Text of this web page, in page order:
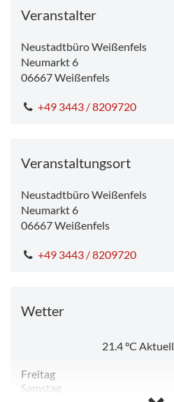
Veranstalter
Neustadtbüro Weißenfels
Neumarkt 6
06667Weißenfels
+49 3443 / 8209720
Veranstaltungsort
Neustadtbüro Weißenfels
Neumarkt 6
06667Weißenfels
+49 3443 / 8209720
Wetter
21.4°C
Freitag
Samstag